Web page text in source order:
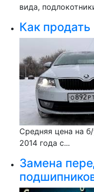
вида,
Как
Средняя цена на
2014 года с...
Замена